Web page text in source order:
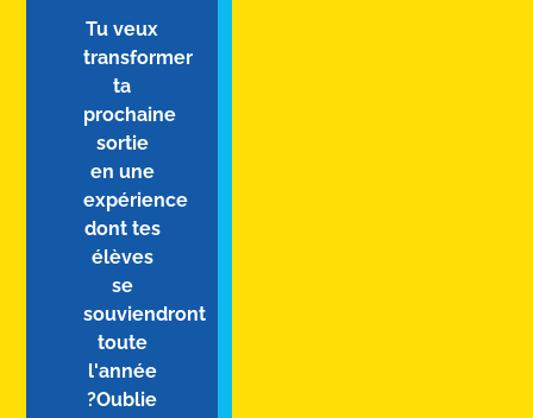
Tu veux
transformer
ta
prochaine
sortie
en une
expérience
dont tes
élèves
se
souviendront
toute
l'année
?Oublie